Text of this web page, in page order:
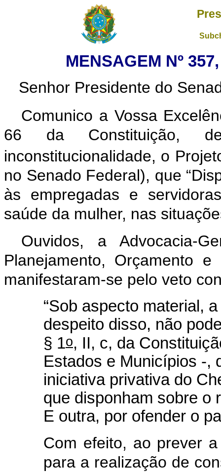
MENSAGEM Nº
Senhor Presidente do
Comunico a Vossa
66 da Constituição,
inconstitucionalidade, o
no Senado Federal), que
às empregadas e
saúde da mulher, nas
Ouvidos, a Advocacia-
Planejamento, Orçamento
manifestaram-se pelo veto
“Sob aspecto material,
despeito disso, não
§ 1o, II, c, da
Estados e Municípios -,
iniciativa privativa do
que disponham sobre o
E outra, por ofender o
Com efeito, ao prever
para a realização de